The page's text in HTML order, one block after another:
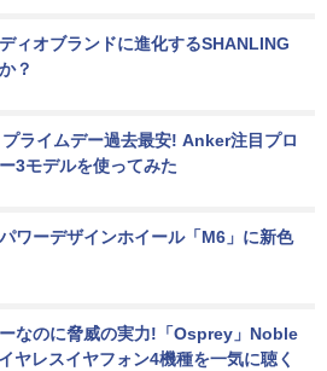
ィオブランドに進化するSHANLING
？
ライムデー過去最安! Anker注目プロ
3モデルを使ってみた
ワーデザインホイール「M6」に新色
なのに脅威の実力!「Osprey」Noble
ヤレスイヤフォン4機種を一気に聴く